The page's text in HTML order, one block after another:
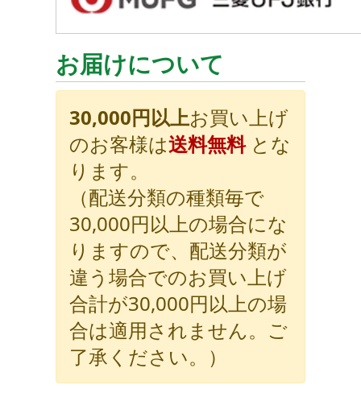
お届けについて
30,000円以上お買い上げ
のお客様は送料無料とな
ります。
（配送分類の種類毎で
30,000円以上の場合にな
りますので、配送分類が
違う場合でのお買い上げ
合計が30,000円以上の場
合は適用されません。ご
了承ください。）